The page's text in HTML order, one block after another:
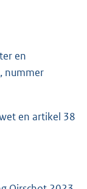
en
nummer
en artikel 38